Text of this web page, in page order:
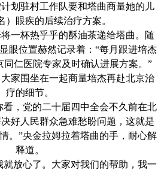
划驻村工作队要和塔曲商量她的儿
）眼疾的后续治疗方案。
一杯热乎乎的酥油茶递给塔曲。随
眼位置赫然记录着：“每月跟进培杰
同仁医院专家及时确认进展方案。”
家围坐在一起商量培杰再赴北京治
疗的细节。
看，党的二十届四中全会不久前在北
好人民群众急难愁盼问题，这就是
。”央金拉姆拉着塔曲的手，耐心解
释道。
就放心了。大家对我们的帮助，我一